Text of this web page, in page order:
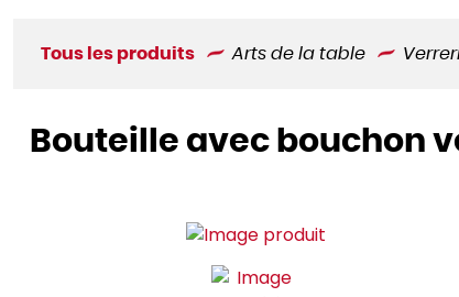
Tous les produits Arts de la table
Bouteille avec bouchon